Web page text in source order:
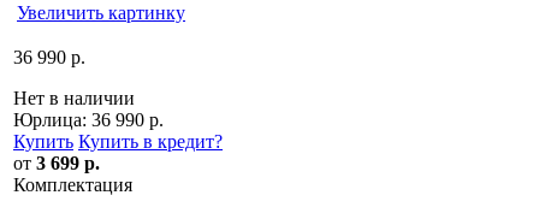
Увеличить картинку
36 990 р.
Нет в наличии
Юрлица: 36 990 р.
Купить Купить в кредит?
от 3 699 р.
Комплектация